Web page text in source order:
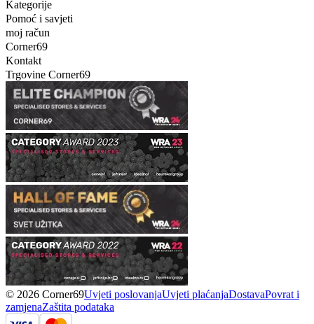
Kategorije
Pomoć i savjeti
moj račun
Corner69
Kontakt
Trgovine Corner69
© 2026 Corner69Uvjeti poslovanjaUvjeti plaćanjaDostavaPovrat i
zamjenaZaštita podataka